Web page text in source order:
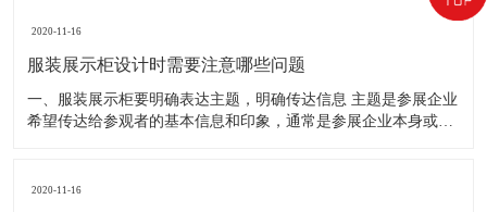
2020-11-16
服装展示柜设计时需要注意哪些问题
一、服装展示柜要明确表达主题，明确传达信息 主题是参展企业
希望传达给参观者的基本信息和印象，通常是参展企业本身或产
2020-11-16